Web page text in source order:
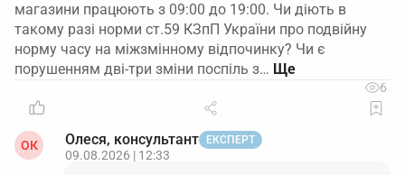
магазини працюють з 09:00 до 19:00. Чи діють в
такому разі норми ст.59 КЗпП України про подвійну
норму часу на міжзмінному відпочинку? Чи є
порушенням дві-три зміни поспіль з…
6
ОК Олеся, консультант ЕКСПЕРТ
09.08.2026 | 12:33